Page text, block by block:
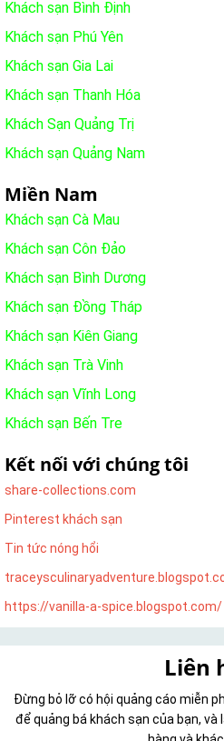
Khách sạn Bình Định
Khách sạn Phú Yên
Khách sạn Gia Lai
Khách sạn Thanh Hóa
Khách Sạn Quảng Trị
Khách sạn Quảng Nam
Miền Nam
Khách sạn Cà Mau
Khách sạn Côn Đảo
Khách sạn Bình Dương
Khách sạn Đồng Tháp
Khách sạn Kiên Giang
Khách sạn Trà Vinh
Khách sạn Vĩnh Long
Khách sạn Bến Tre
Kết nối với chúng tôi
share-collections.com
Pinterest khách sạn
Tin tức nóng hổi
https://vanilla-a-spice.blogspot.com/
Liên
Đừng bỏ lỡ có hội quảng cáo miễn
để quảng bá khách sạn của bạn,